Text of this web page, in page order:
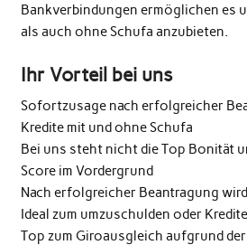
Bankverbindungen ermöglichen es
als auch ohne Schufa anzubieten.
Ihr Vorteil bei uns
Sofortzusage nach erfolgreicher
Kredite mit und ohne Schufa
Bei uns steht nicht die Top Bonität
Score im Vordergrund
Nach erfolgreicher Beantragung
Ideal zum umzuschulden oder
Top zum Giroausgleich aufgrund